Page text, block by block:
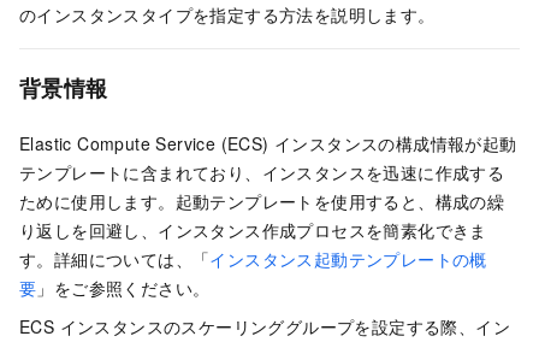
のインスタンスタイプを指定する方法を説明します。
背景情報
Elastic Compute Service (ECS) インスタンスの構成情報が起動
テンプレートに含まれており、インスタンスを迅速に作成する
ために使用します。起動テンプレートを使用すると、構成の繰
り返しを回避し、インスタンス作成プロセスを簡素化できま
す。詳細については、「インスタンス起動テンプレートの概
要 」をご参照ください。
ECS インスタンスのスケーリンググループを設定する際、イン